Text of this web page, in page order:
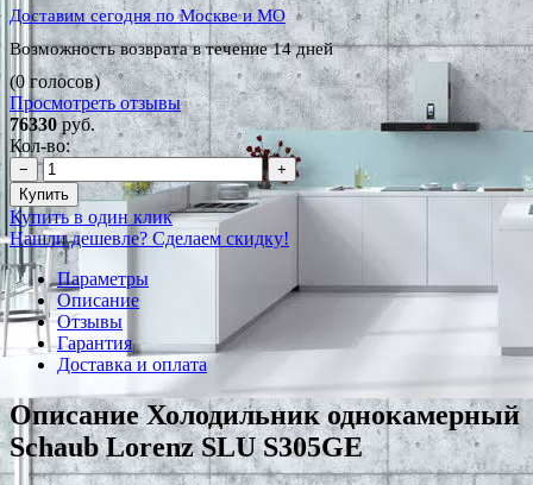
Доставим сегодня по Москве и МО
Возможность возврата в течение 14 дней
(0 голосов)
Просмотреть отзывы
76330руб.
Кол-во:
−
+
Купить
Купить в один клик
Нашли дешевле? Сделаем скидку!
Параметры
Описание
Отзывы
Гарантия
Доставка и оплата
Описание Холодильник однокамерный
Schaub Lorenz SLU S305GE